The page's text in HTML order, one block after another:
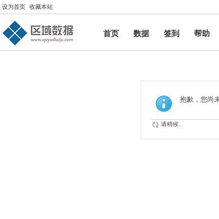
设为首页 收藏本站
首页 数据 签到
帮助
帮助
抱歉，您尚
请稍候...